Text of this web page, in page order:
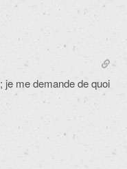
je me demande de quoi